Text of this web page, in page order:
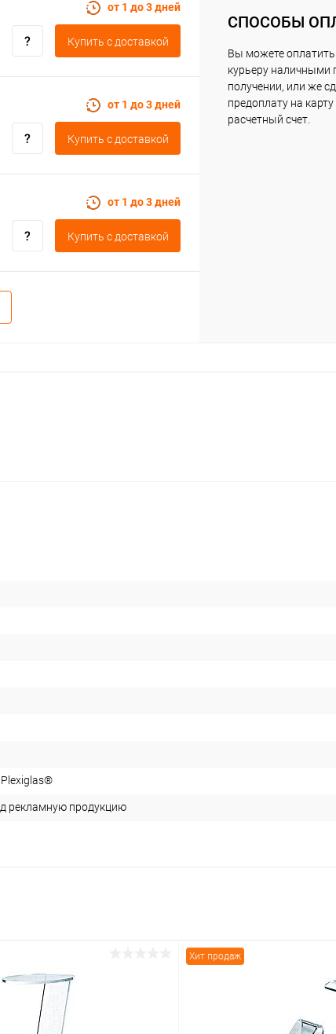
от 1 до 3 дней
Купить c доставкой
от 1 до 3 дней
Купить c доставкой
от 1 до 3 дней
Купить c доставкой
СПОСОБЫ
Вы можете оплатить
курьеру наличными
получении, или же
предоплату на карту
расчетный счет.
рекламную продукцию
Хит продаж